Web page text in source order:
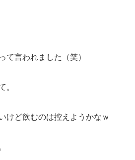
て言われました（笑）
。
けど飲むのは控えようかなｗ